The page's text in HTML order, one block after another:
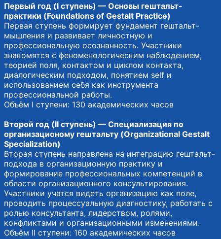
Первый год (I ступень) — Основы гештальт-
практики (Foundations of Gestalt Practice)
Первая ступень формирует фундамент гештальт-
мышления и развивает личностную и
профессиональную осознанность. Участники
знакомятся с феноменологическим наблюдением,
теорией поля, контактом и циклом контакта,
диалогическим подходом, понятием self и
использованием себя как инструмента
профессиональной работы.
Объём I ступени: 130 академических часов
Второй год (II ступень) — Специализация по
организационому гештальту (Organizational Gestalt
Specialization)
Вторая ступень направлена на интеграцию гештальт-
подхода в организационную практику и
формирование профессиональных компетенций в
области организационного консультирования.
Участники учатся видеть организацию как поле,
проводить процессуальную диагностику, работать с
ролью консультанта, лидерством, ролями,
конфликтами и организационными изменениями.
Объём II ступени: 160 академических часов